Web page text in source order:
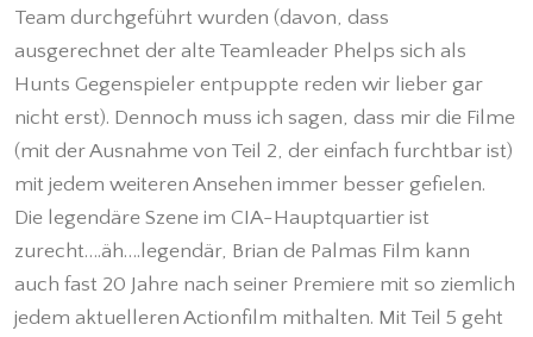
Team durchgeführt wurden (davon, dass
ausgerechnet der alte Teamleader Phelps sich als
Hunts Gegenspieler entpuppte reden wir lieber gar
nicht erst). Dennoch muss ich sagen, dass mir die Filme
(mit der Ausnahme von Teil 2, der einfach furchtbar ist)
mit jedem weiteren Ansehen immer besser gefielen.
Die legendäre Szene im CIA-Hauptquartier ist
zurecht….äh….legendär, Brian de Palmas Film kann
auch fast 20 Jahre nach seiner Premiere mit so ziemlich
jedem aktuelleren Actionfilm mithalten. Mit Teil 5 geht